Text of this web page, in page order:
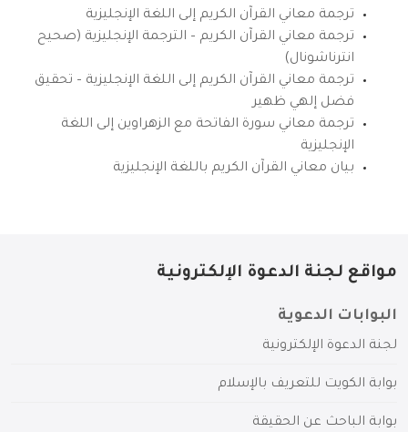
ترجمة معاني القرآن الكريم إلى اللغة الإنجليزية
ترجمة معاني القرآن الكريم – الترجمة الإنجليزية (صحيح
انترناشونال)
ترجمة معاني القرآن الكريم إلى اللغة الإنجليزية – تحقيق
فضل إلهي ظهير
ترجمة معاني سورة الفاتحة مع الزهراوين إلى اللغة
الإنجليزية
بيان معاني القرآن الكريم باللغة الإنجليزية
مواقع لجنة الدعوة الإلكترونية
البوابات الدعوية
لجنة الدعوة الإلكترونية
بوابة الكويت للتعريف بالإسلام
بوابة الباحث عن الحقيقة